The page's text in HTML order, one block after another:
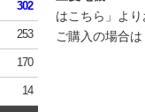
302
253
170
14
はこちら」より
ご購入の場合